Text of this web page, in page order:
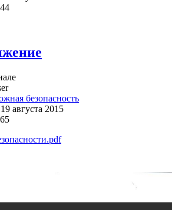
безопасность
августа 2015